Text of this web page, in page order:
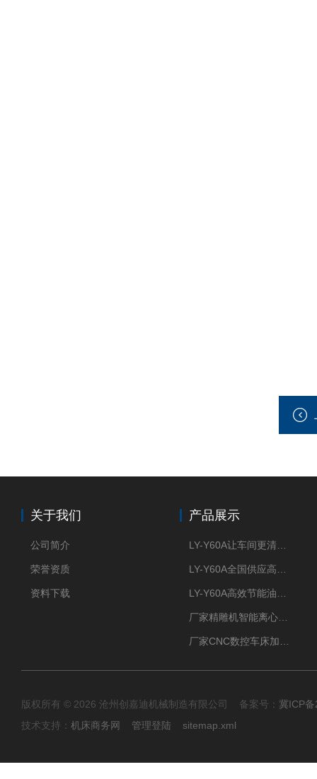
关于我们
公司简介
荣誉资质
资料下载
产品展示
版权所有 © 2026 沧州创嘉迪机械制造有限公司 备案号： 冀ICP
技术支持： 机床商务网 管理登陆 sitemap.xml